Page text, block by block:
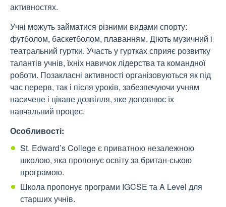
активностях.
Учні можуть займатися різними видами спорту:
футболом, баскетболом, плаванням. Діють музичний і
театральний гуртки. Участь у гуртках сприяє розвитку
талантів учнів, їхніх навичок лідерства та командної
роботи. Позакласні активності організовуються як під
час перерв, так і після уроків, забезпечуючи учням
насичене і цікаве дозвілля, яке доповнює їх
навчальний процес.
Особливості:
St. Edward’s College є приватною незалежною
школою, яка пропонує освіту за британ-ською
програмою.
Школа пропонує програми IGCSE та A Level для
старших учнів.